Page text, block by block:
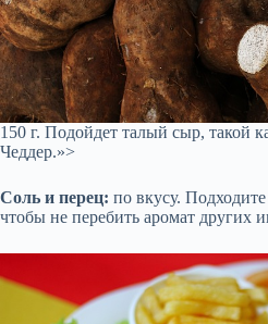
150 г. Подойдет талый сыр, такой
Чеддер.»>
Соль и перец: по вкусу.
чтобы не перебить аромат других